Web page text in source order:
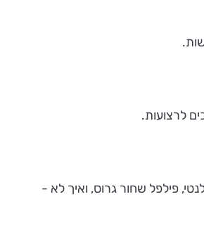
לרצועות.
פילפל שחור גרוס, ואיך לא -